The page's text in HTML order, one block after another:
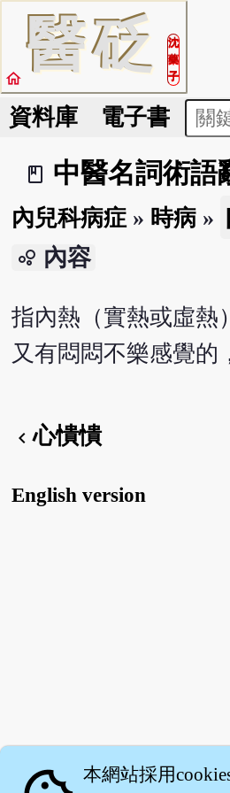
醫砭
沈
藥
子
home
資料庫 電子書
book_2
中醫名詞術語
內兒科病症» 時病»
bubble_chart 內容
指內熱（實熱或虛熱
又有悶悶不樂感覺的
chevron_left心憒憒
English version
本網站採用